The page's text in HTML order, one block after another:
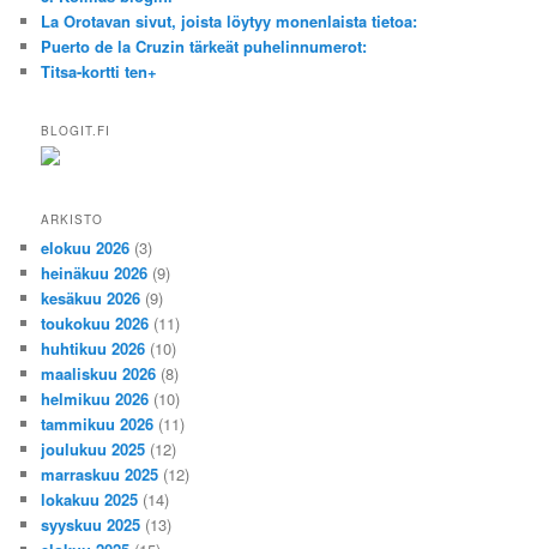
La Orotavan sivut, joista löytyy monenlaista tietoa:
Puerto de la Cruzin tärkeät puhelinnumerot:
Titsa-kortti ten+
BLOGIT.FI
ARKISTO
elokuu 2026 (3)
heinäkuu 2026 (9)
kesäkuu 2026 (9)
toukokuu 2026 (11)
huhtikuu 2026 (10)
maaliskuu 2026 (8)
helmikuu 2026 (10)
tammikuu 2026 (11)
joulukuu 2025 (12)
marraskuu 2025 (12)
lokakuu 2025 (14)
syyskuu 2025 (13)